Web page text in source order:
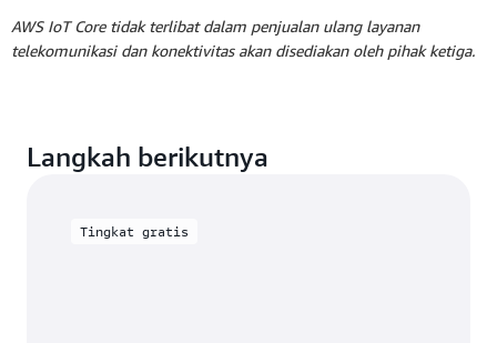
AWS IoT Core tidak terlibat dalam penjualan ulang layanan
telekomunikasi dan konektivitas akan disediakan oleh pihak ketiga.
Langkah berikutnya
Tingkat gratis